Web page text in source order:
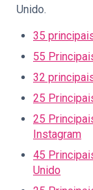
Unido.
35
55
32
25
25
Instagram
45
Unido